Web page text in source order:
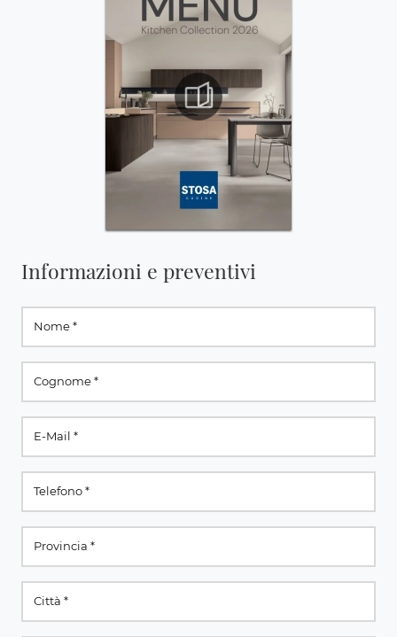
Informazioni e preventivi